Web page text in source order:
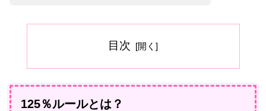
目次
125％ルールとは？